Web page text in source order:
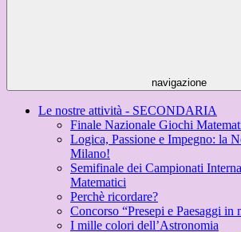
navigazione
Le nostre attività - SECONDARIA
Finale Nazionale Giochi
Logica, Passione e Impegno: la
Milano!
Semifinale dei Campionati
Matematici
Perchè ricordare?
Concorso “Presepi e Paesaggi in
I mille colori dell’Astronomia